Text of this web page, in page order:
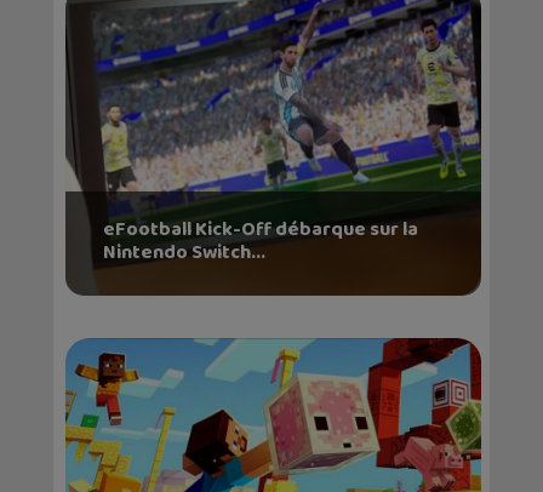
eFootball Kick-Off débarque sur la
Nintendo Switch...